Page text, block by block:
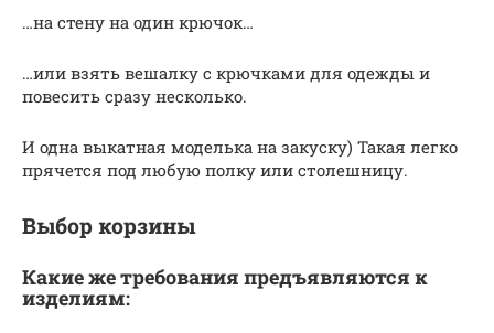
…на стену на один крючок…
…или взять вешалку с крючками для одежды и
повесить сразу несколько.
И одна выкатная моделька на закуску) Такая легко
прячется под любую полку или столешницу.
Выбор корзины
Какие же требования предъявляются к
изделиям: